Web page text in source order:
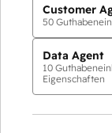
Customer
50
Data Agent
10
Eigenschaften